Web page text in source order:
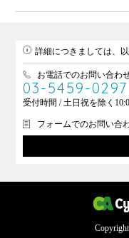
詳細につきましては、
お電話でのお問い合わ
03-5459-0297
受付時間 / 土日祝を除く
フォームでのお問い合